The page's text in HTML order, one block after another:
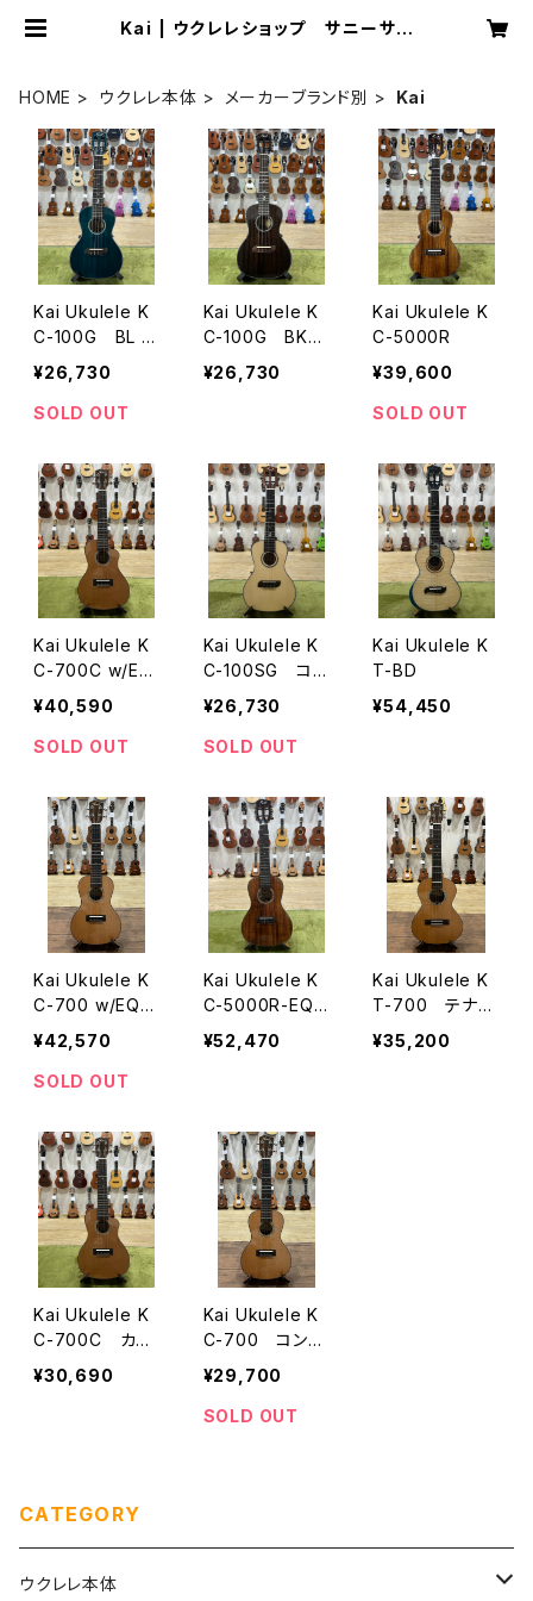
Kai | ウクレレショップ サニーサイ
HOME ウクレレ本体 メーカーブランド別 Kai
Kai Ukulele K
C-100G BL コ
ンサートサイズ
¥26,730
SOLD OUT
Kai Ukulele K
C-100G BK
コンサートサイ
¥26,730
Kai Ukulele K
C-5000R
¥39,600
SOLD OUT
Kai Ukulele K
C-700C w/EQ
カッタウェイ・ピ
ックアップ付き
¥40,590
SOLD OUT
Kai Ukulele K
C-100SG コン
サートサイズ
¥26,730
SOLD OUT
Kai Ukulele K
T-BD
¥54,450
Kai Ukulele K
C-700 w/EQ
コンサートサイ
ズ ピックアップ
付き
¥42,570
SOLD OUT
Kai Ukulele K
C-5000R-EQ
ピックアップ付き
¥52,470
Kai Ukulele K
T-700 テナー
サイズ
¥35,200
Kai Ukulele K
C-700C カッ
タウェイ仕様 コ
ンサートサイズ
¥30,690
Kai Ukulele K
C-700 コンサ
ートサイズ
¥29,700
SOLD OUT
CATEGORY
ウクレレ本体